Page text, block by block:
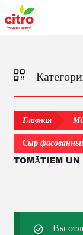
Перейти
Перейти
Главная
Сыр
TOMĀTIEM
Вы